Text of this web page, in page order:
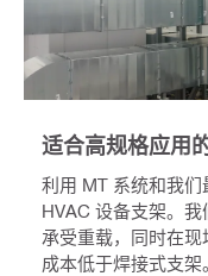
适合高规格应用
利用 MT 系统和我
HVAC 设备支架。
承受重载，同时在
成本低于焊接式支架。